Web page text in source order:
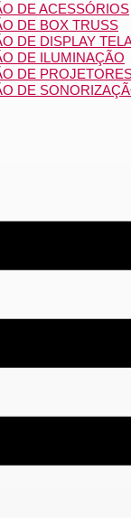
DE ACESSÓRIOS
DE BOX TRUSS
DE DISPLAY
DE ILUMINAÇÃO
DE
DE